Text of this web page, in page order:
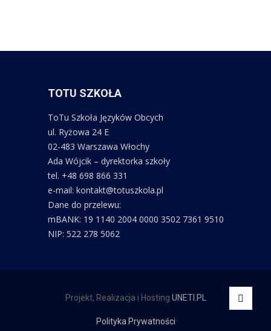
TOTU SZKOŁA
ToTu Szkoła Języków Obcych
ul. Ryżowa 24 E
02-483 Warszawa Włochy
Ada Wójcik – dyrektorka szkoły
tel. +48 698 866 331
e-mail: kontakt@totuszkola.pl
Dane do przelewu:
mBANK: 19 1140 2004 0000 3502 7361 9510
NIP: 522 278 5062
Projekt, Realizacja i Hosting UNETI.PL
Polityka Prywatności